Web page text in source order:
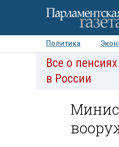
Политика
Авторы
Все о пенсиях
в России